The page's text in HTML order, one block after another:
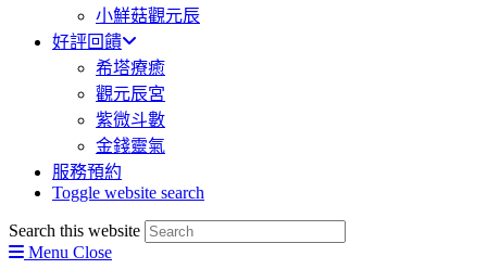
小鮮菇觀元辰
好評回饋
希塔療癒
觀元辰宮
紫微斗數
金錢靈氣
服務預約
Toggle website search
Search this website
Menu Close